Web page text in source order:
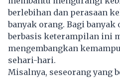
berlebihan dan perasaan
banyak orang. Bagi banyak
berbasis keterampilan ini
mengembangkan
sehari-hari.
Misalnya, seseorang yang